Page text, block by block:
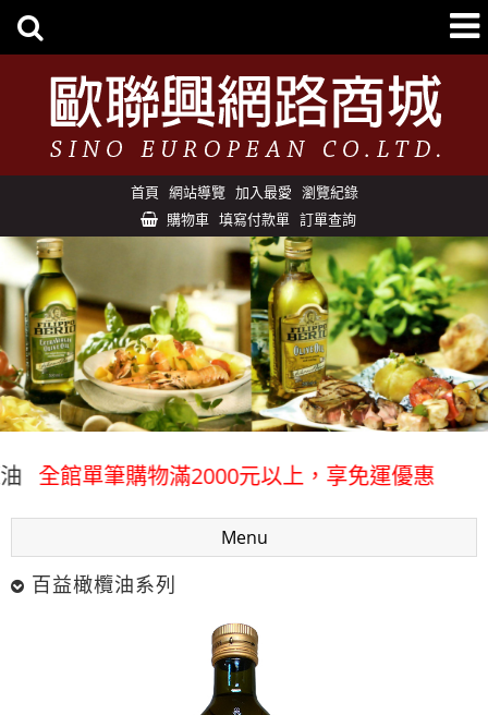
首頁 網站導覽 加入最愛 瀏覽紀錄
購物車 填寫付款單 訂單查詢
館單筆購物滿2000元以上，享免運優惠
Menu
百益橄欖油系列